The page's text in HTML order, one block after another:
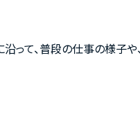
って、普段の仕事の様子